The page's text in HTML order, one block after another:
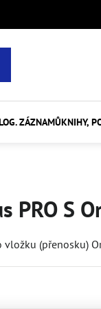
ZÁZNAMŮKNIHY,
PRO S
(přenosku)